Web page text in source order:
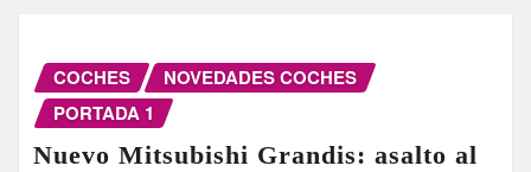
COCHES
NOVEDADES COCHES
PORTADA 1
Nuevo Mitsubishi Grandis: asalto al